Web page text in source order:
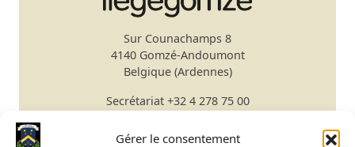
Gérer le consentement
Sur Counachamps 8
4140 Gomzé-Andoumont
Belgique (Ardennes)
Secrétariat+32 4 278 75 00
Bar/Restaurant+32 4 278 75 03